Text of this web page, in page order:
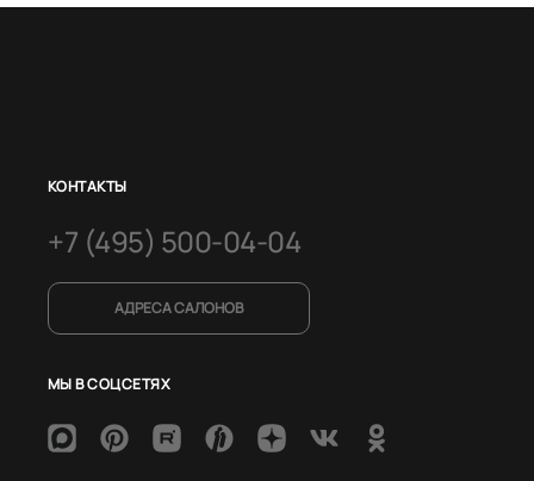
КОНТАКТЫ
+7 (495) 500-04-04
АДРЕСА САЛОНОВ
МЫ В СОЦСЕТЯХ